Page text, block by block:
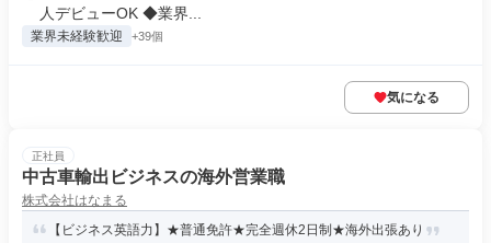
人デビューOK ◆業界...
業界未経験歓迎 +39個
気になる
正社員
中古車輸出ビジネスの海外営業職
株式会社はなまる
【ビジネス英語力】★普通免許★完全週休2日制★海外出張あり